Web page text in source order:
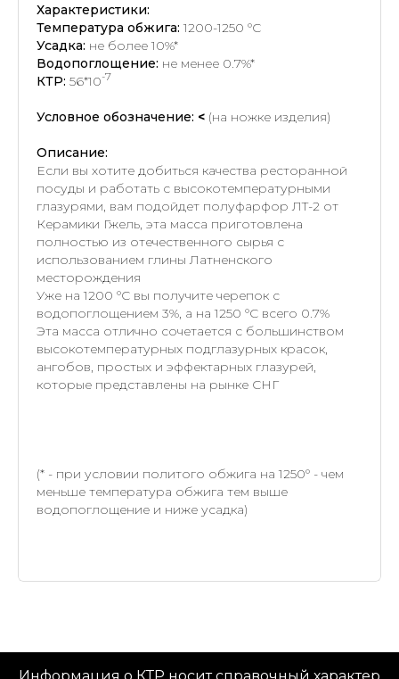
Характеристики:
Температура обжига: 1200-1250 °C
Усадка: не более 10%*
Водопоглощение: не менее 0.7%*
КТР: 56*10-7
Условное обозначение: < (на ножке изделия)
Описание:
Если вы хотите добиться качества ресторанной
посуды и работать с высокотемпературными
глазурями, вам подойдет полуфарфор ЛТ-2 от
Керамики Гжель, эта масса приготовлена
полностью из отечественного сырья с
использованием глины Латненского
месторождения
Уже на 1200 °С вы получите черепок с
водопоглощением 3%, а на 1250 °С всего 0.7%
Эта масса отлично сочетается с большинством
высокотемпературных подглазурных красок,
ангобов, простых и эффектарных глазурей,
которые представлены на рынке СНГ
(* - при условии политого обжига на 1250° - чем
меньше температура обжига тем выше
водопоглощение и ниже усадка)